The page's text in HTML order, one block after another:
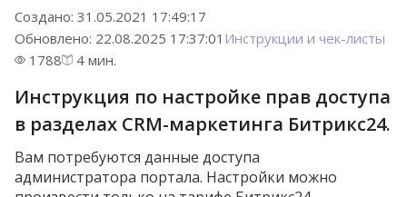
Создано: 31.05.2021 17:49:17
Обновлено: 22.08.2025 17:37:01 Инструкции и чек-листы
1788
4 мин.
Инструкция по настройке прав доступа
в разделах CRM-маркетинга Битрикс24.
Вам потребуются данные доступа
администратора портала. Настройки можно